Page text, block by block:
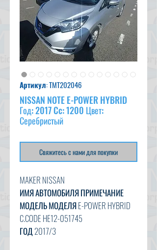
Артикул: TMT202046
NISSAN NOTE E-POWER HYBRID
Год: 2017 Cc: 1200 Цвет:
Серебристый
Свяжитесь с нами для покупки
MAKER NISSAN
ИМЯ АВТОМОБИЛЯ ПРИМЕЧАНИЕ
МОДЕЛЬ МОДЕЛЯ E-POWER HYBRID
C.CODE HE12-051745
ГОД2017/3